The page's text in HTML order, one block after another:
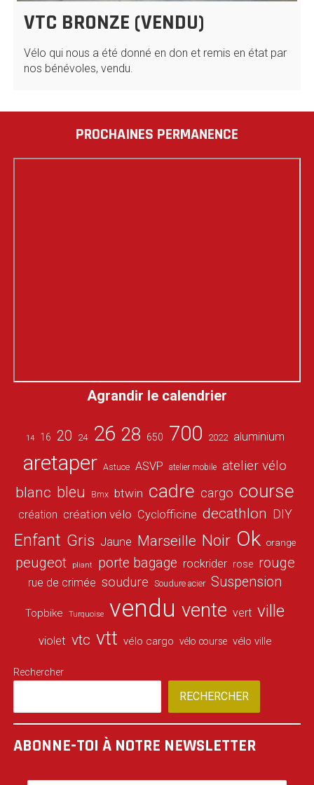
VTC BRONZE (VENDU)
Vélo qui nous a été donné en don et remis en état par
nos bénévoles, vendu.
PROCHAINES PERMANENCE
Agrandir le calendrier
14 16 20 24 26 28 650 700 2022 aluminium
aretaper Astuce ASVP atelier mobile atelier vélo
blanc bleu Bmx btwin cadre cargo course
création création vélo Cyclofficine decathlon DIY
Enfant Gris Jaune Marseille Noir Ok orange
peugeot pliant porte bagage rockrider rose rouge
rue de crimée soudure Soudure acier Suspension
Topbike Turquoise vendu vente vert ville
violet vtc vtt vélo cargo vélo course vélo ville
Rechercher
RECHERCHER
ABONNE-TOI À NOTRE NEWSLETTER